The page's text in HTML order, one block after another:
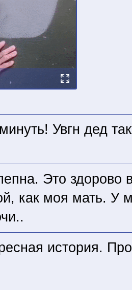
Увгн дед
Это здорово
как моя мать. У
история.